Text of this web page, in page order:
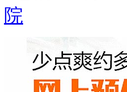
院